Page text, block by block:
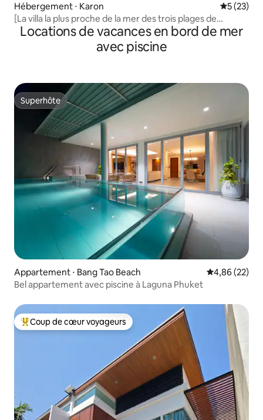
Hébergement ⋅ Karon
5 (23)
[La villa la plus proche de la mer des trois plages de
Katakolon Patong] [La seule villa de la plage de Katanoi]
[Le meilleur rapport qualité-prix] [Le premier choix pour
les vacances en famille]
Locations de vacances en bord de mer
avec piscine
Superhôte
Superhôte
Appartement ⋅ Bang Tao Beach Évaluation
4,86 (22)
Bel appartement avec piscine à Laguna Phuket
Coups de cœur voyageurs les plus appréciés
Coup de cœur voyageurs